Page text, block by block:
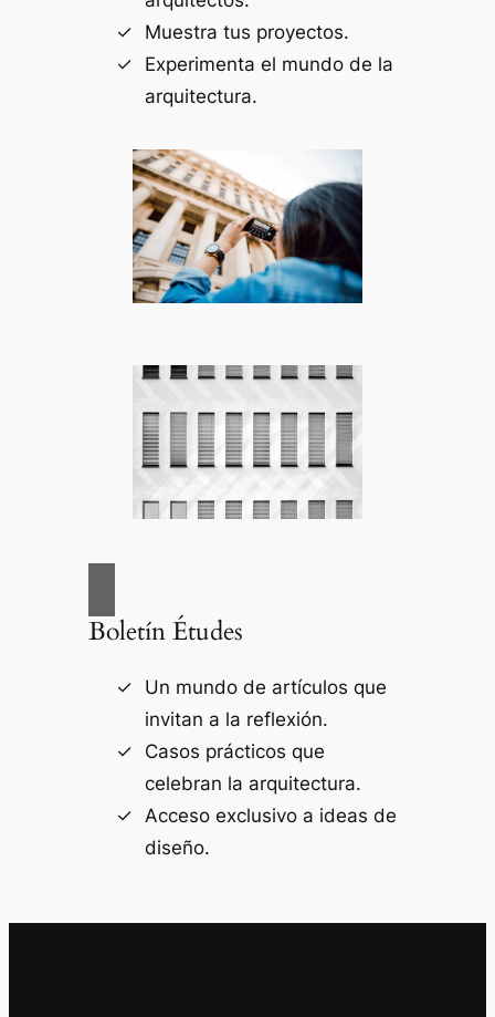
Muestra tus proyectos.
Experimenta el mundo de la
arquitectura.
Boletín Études
Un mundo de artículos que
invitan a la reflexión.
Casos prácticos que
celebran la arquitectura.
Acceso exclusivo a ideas de
diseño.